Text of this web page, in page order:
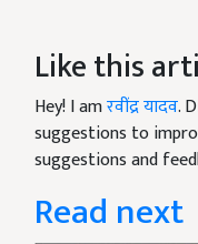
Like this
Hey! I amरवींद्र यादव.
suggestions to
suggestions and
Read next